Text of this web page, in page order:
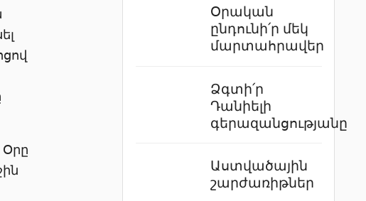
Օրը
Օրական
ընդունի՛ր մեկ
մարտահրավեր
Ձգտի՛ր
Դանիելի
գերազանցությանը
Աստվածային
շարժառիթներ